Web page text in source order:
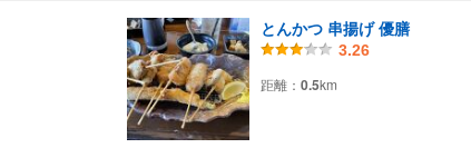
とんかつ 串揚げ 優膳
3.26
距離： 0.5km